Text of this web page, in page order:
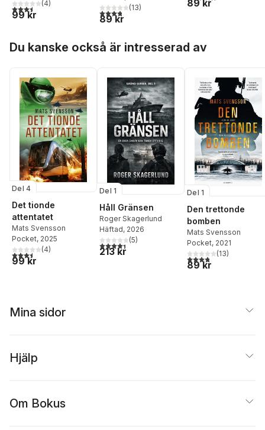
3,5utav 5 stjärnor. Totalt antal röster:
(4)
99 kr
3,8utav 5 stjärnor. Totalt antal röster:
(13)
89 kr
89 kr
Du kanske också är intresserad av
Del 4
Det tionde
attentatet
Mats Svensson
Pocket, 2025
3,5utav 5 stjärnor. Totalt antal röster:
(4)
99 kr
Del 1
Håll Gränsen
Roger Skagerlund
Häftad, 2026
4,4utav 5 stjärnor. Totalt antal röster:
(5)
213 kr
Del 1
Den trettonde
bomben
Mats Svensson
Pocket, 2021
3,8utav 5 stjärnor.
(13)
89 kr
Mina sidor
Hjälp
Om Bokus